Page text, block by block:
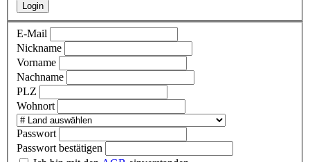
Login
E-Mail
Nickname
Vorname
Nachname
PLZ
Wohnort
Passwort
Passwort bestätigen